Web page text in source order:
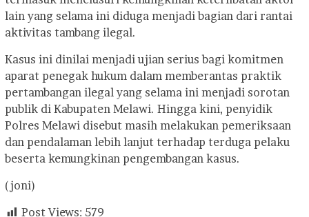
lain yang selama ini diduga menjadi bagian dari rantai
aktivitas tambang ilegal.
Kasus ini dinilai menjadi ujian serius bagi komitmen
aparat penegak hukum dalam memberantas praktik
pertambangan ilegal yang selama ini menjadi sorotan
publik di Kabupaten Melawi. Hingga kini, penyidik
Polres Melawi disebut masih melakukan pemeriksaan
dan pendalaman lebih lanjut terhadap terduga pelaku
beserta kemungkinan pengembangan kasus.
(joni)
Post Views: 579